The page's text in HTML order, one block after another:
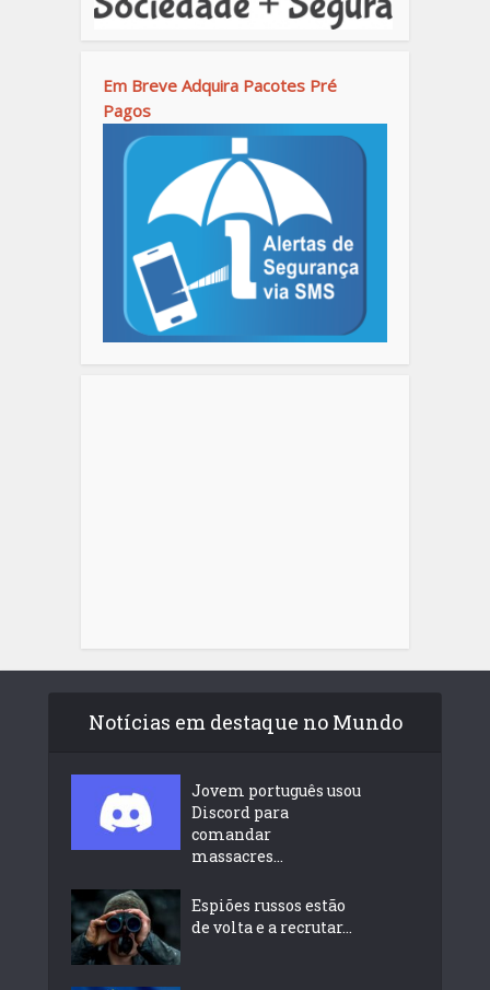
Em Breve Adquira Pacotes Pré
Pagos
Notícias em destaque no Mundo
Jovem português usou
Discord para
comandar
massacres...
Espiões russos estão
de volta e a recrutar...